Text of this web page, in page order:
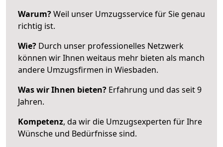
Warum?Weil unser Umzugsservice für Sie genau
richtig ist.
Wie? Durch unser professionelles Netzwerk
können wir Ihnen weitaus mehr bieten als manch
andere Umzugsfirmen in Wiesbaden.
Was wir Ihnen bieten? Erfahrung und das seit 9
Jahren.
Kompetenz, da wir die Umzugsexperten für Ihre
Wünsche und Bedürfnisse sind.